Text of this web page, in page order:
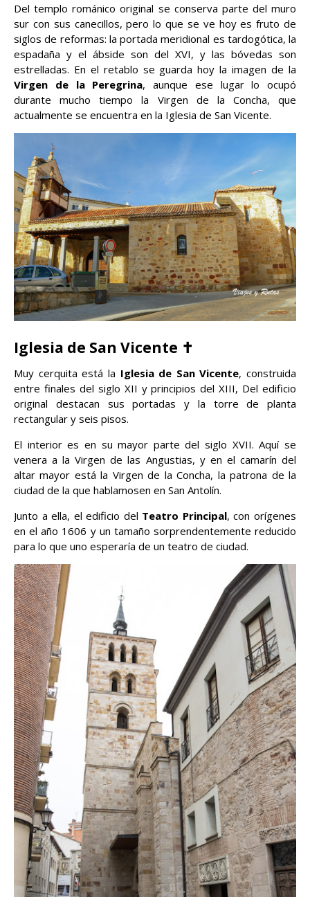
Del templo románico original se conserva parte del muro
sur con sus canecillos, pero lo que se ve hoy es fruto de
siglos de reformas: la portada meridional es tardogótica, la
espadaña y el ábside son del XVI, y las bóvedas son
estrelladas. En el retablo se guarda hoy la imagen de la
Virgen de la Peregrina, aunque ese lugar lo ocupó
durante mucho tiempo la Virgen de la Concha, que
actualmente se encuentra en la Iglesia de San Vicente.
Iglesia de San Vicente ✝️
Muy cerquita está la Iglesia de San Vicente, construida
entre finales del siglo XII y principios del XIII, Del edificio
original destacan sus portadas y la torre de planta
rectangular y seis pisos.
El interior es en su mayor parte del siglo XVII. Aquí se
venera a la Virgen de las Angustias, y en el camarín del
altar mayor está la Virgen de la Concha, la patrona de la
ciudad de la que hablamosen en San Antolín.
Junto a ella, el edificio del Teatro Principal, con orígenes
en el año 1606 y un tamaño sorprendentemente reducido
para lo que uno esperaría de un teatro de ciudad.